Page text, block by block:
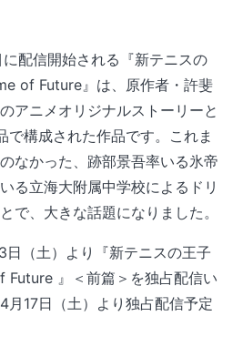
配信開始される『新テニスの
of Future』は、原作者・許斐
アニメオリジナルストーリーと
で構成された作品です。これま
なかった、跡部景吾率いる氷帝
る立海大附属中学校によるドリ
で、大きな話題になりました。
（土）より『新テニスの王子
』＜前篇＞を独占配信い
月17日（土）より独占配信予定